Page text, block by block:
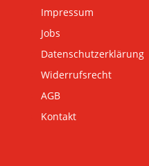
Impressum
Jobs
Datenschutzerklärung
Widerrufsrecht
AGB
Kontakt